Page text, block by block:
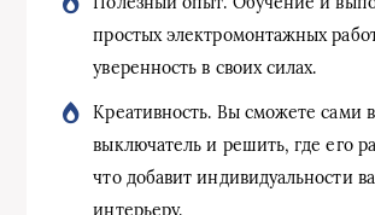
простых электромонтажных
уверенность в своих силах.
Креативность. Вы сможете сами
выключатель и решить, где его
что добавит индивидуальности
интерьеру.